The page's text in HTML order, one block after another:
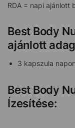
RDA = napi ajánlott
Best Body
ajánlott
3 kapszula
Best Body
Ízesítése: